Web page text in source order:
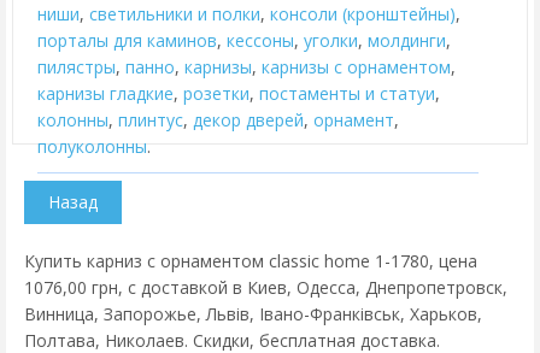
ниши, cветильники и полки, консоли (кронштейны),
порталы для каминов, кессоны, уголки, молдинги,
пилястры, панно, карнизы, карнизы с орнаментом,
карнизы гладкие, розетки, постаменты и статуи,
колонны, плинтус, декор дверей, орнамент,
полуколонны.
Купить карниз с орнаментом classic home 1-1780, цена
1076,00 грн, с доставкой в Киев, Одесса, Днепропетровск,
Винница, Запорожье, Львів, Івано-Франківськ, Харьков,
Полтава, Николаев. Скидки, бесплатная доставка.